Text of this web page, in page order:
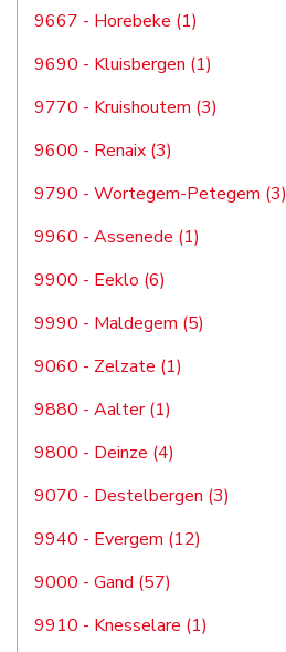
9667 - Horebeke (1)
9690 - Kluisbergen (1)
9770 - Kruishoutem (3)
9600 - Renaix (3)
9790 - Wortegem-Petegem (3)
9960 - Assenede (1)
9900 - Eeklo (6)
9990 - Maldegem (5)
9060 - Zelzate (1)
9880 - Aalter (1)
9800 - Deinze (4)
9070 - Destelbergen (3)
9940 - Evergem (12)
9000 - Gand (57)
9910 - Knesselare (1)